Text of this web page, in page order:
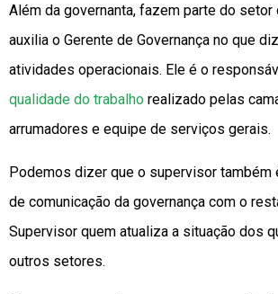
Além da governanta, fazem parte do setor
auxilia o Gerente de Governança no que
atividades operacionais. Ele é o
qualidade do trabalho realizado pelas
arrumadores e equipe de serviços gerais.
Podemos dizer que o supervisor também
de comunicação da governança com o
Supervisor quem atualiza a situação dos
outros setores.